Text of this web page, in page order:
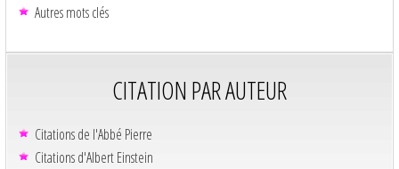
Autres mots clés
CITATION PAR AUTEUR
Citations de l'Abbé Pierre
Citations d'Albert Einstein